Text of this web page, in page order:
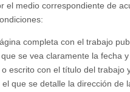
el medio correspondiente de
completa con el trabajo
se vea claramente la fecha
o escrito con el título del trabajo
que se detalle la dirección de